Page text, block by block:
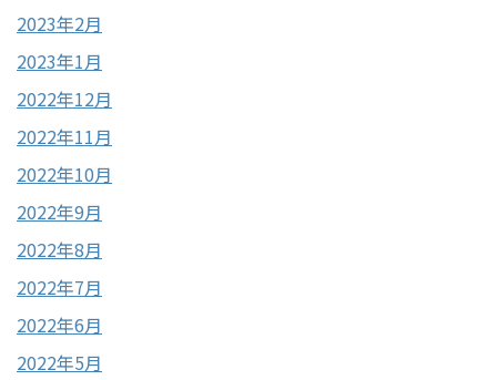
2023年2月
2023年1月
2022年12月
2022年11月
2022年10月
2022年9月
2022年8月
2022年7月
2022年6月
2022年5月